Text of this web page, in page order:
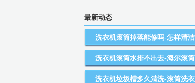
最新动态
洗衣机滚筒掉落能修吗-怎样清洁
洗衣机滚筒水排不出去-海尔滚筒
洗衣机垃圾槽多久清洗-滚筒洗衣